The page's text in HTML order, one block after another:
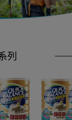
列